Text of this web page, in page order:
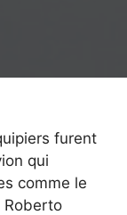
furent
qui
comme le
Roberto